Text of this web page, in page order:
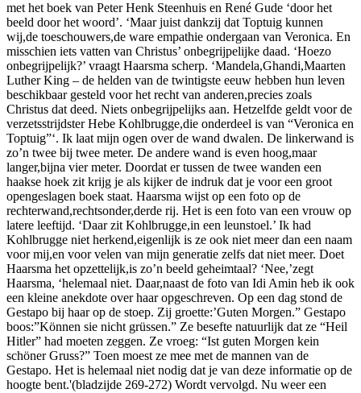
met het boek van Peter Henk Steenhuis en René Gude ‘door het
beeld door het woord’. ‘Maar juist dankzij dat Toptuig kunnen
wij,de toeschouwers,de ware empathie ondergaan van Veronica. En
misschien iets vatten van Christus’ onbegrijpelijke daad. ‘Hoezo
onbegrijpelijk?’ vraagt Haarsma scherp. ‘Mandela,Ghandi,Maarten
Luther King – de helden van de twintigste eeuw hebben hun leven
beschikbaar gesteld voor het recht van anderen,precies zoals
Christus dat deed. Niets onbegrijpelijks aan. Hetzelfde geldt voor de
verzetsstrijdster Hebe Kohlbrugge,die onderdeel is van “Veronica en
Toptuig”‘. Ik laat mijn ogen over de wand dwalen. De linkerwand is
zo’n twee bij twee meter. De andere wand is even hoog,maar
langer,bijna vier meter. Doordat er tussen de twee wanden een
haakse hoek zit krijg je als kijker de indruk dat je voor een groot
opengeslagen boek staat. Haarsma wijst op een foto op de
rechterwand,rechtsonder,derde rij. Het is een foto van een vrouw op
latere leeftijd. ‘Daar zit Kohlbrugge,in een leunstoel.’ Ik had
Kohlbrugge niet herkend,eigenlijk is ze ook niet meer dan een naam
voor mij,en voor velen van mijn generatie zelfs dat niet meer. Doet
Haarsma het opzettelijk,is zo’n beeld geheimtaal? ‘Nee,’zegt
Haarsma, ‘helemaal niet. Daar,naast de foto van Idi Amin heb ik ook
een kleine anekdote over haar opgeschreven. Op een dag stond de
Gestapo bij haar op de stoep. Zij groette:’Guten Morgen.” Gestapo
boos:”Können sie nicht grüssen.” Ze besefte natuurlijk dat ze “Heil
Hitler” had moeten zeggen. Ze vroeg: “Ist guten Morgen kein
schöner Gruss?” Toen moest ze mee met de mannen van de
Gestapo. Het is helemaal niet nodig dat je van deze informatie op de
hoogte bent.'(bladzijde 269-272) Wordt vervolgd. Nu weer een